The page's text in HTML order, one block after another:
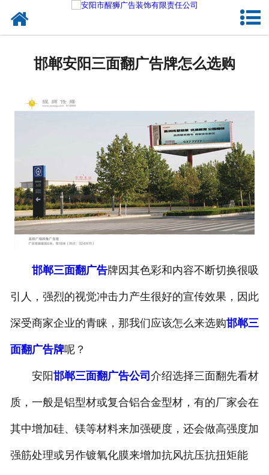
成功案例
新闻资讯
企业文化
联系我们
邯郸安阳三面翻广告牌怎么选购
邯郸三面翻广告牌因其色彩和内容不断切换很吸
引人，强烈的视觉冲击力产生很好的宣传效果，因此
深受商家企业的青睐，那我们应该怎么来选购邯郸三
面翻广告牌呢？
安阳邯郸三面翻广告公司 介绍选择三面翻先看材
质，一般是铝型材或复合铝合金型材，有的厂家会在
其中增加硅、镁等材料来加强硬度，还会做高强度加
强筋处理或另作镀氧化膜来增加抗风抗压抗扭矩能